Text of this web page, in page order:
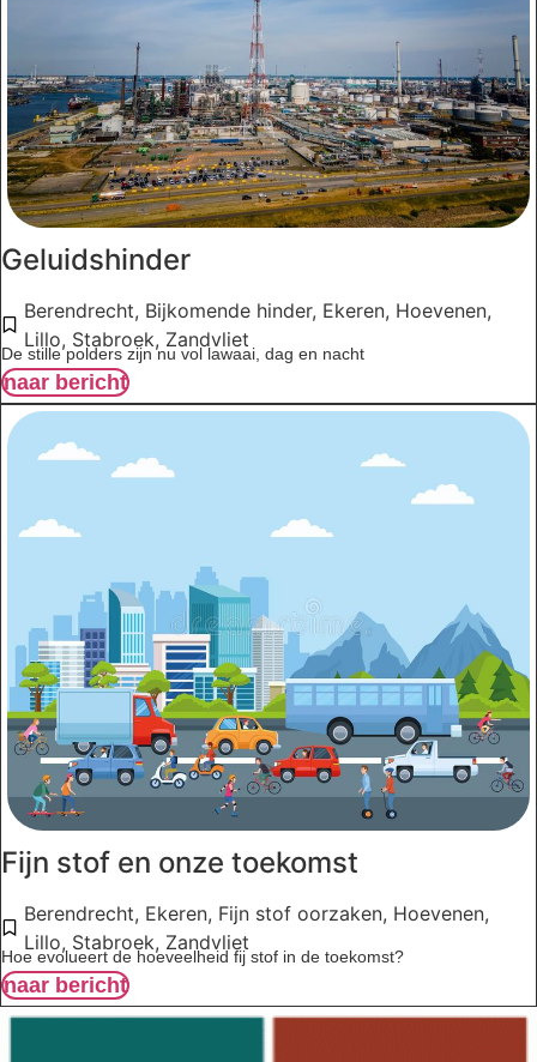
Geluidshinder
Berendrecht, Bijkomende hinder, Ekeren, Hoevenen,
Lillo, Stabroek, Zandvliet
De stille polders zijn nu vol lawaai, dag en nacht
naar bericht
Fijn stof en onze toekomst
Berendrecht, Ekeren, Fijn stof oorzaken, Hoevenen,
Lillo, Stabroek, Zandvliet
Hoe evolueert de hoeveelheid fij stof in de toekomst?
naar bericht